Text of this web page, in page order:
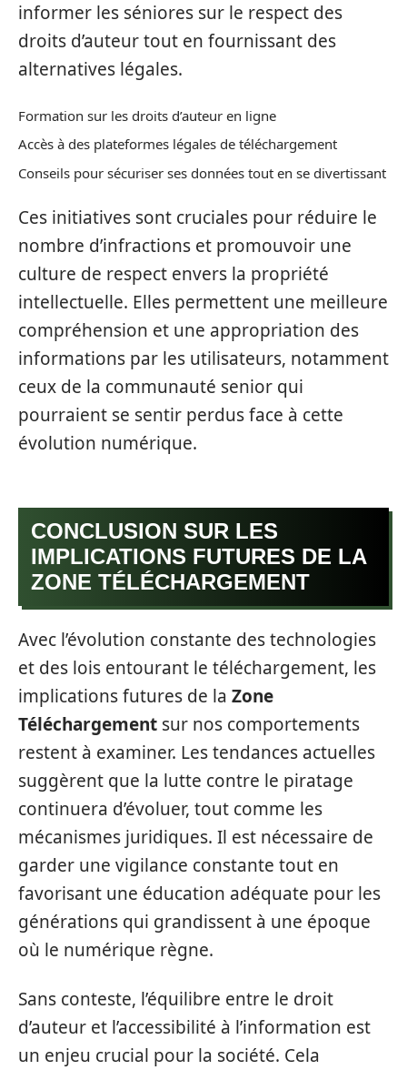
informer les séniores sur le respect des
droits d’auteur tout en fournissant des
alternatives légales.
Formation sur les droits d’auteur en ligne
Accès à des plateformes légales de téléchargement
Conseils pour sécuriser ses données tout en se divertissant
Ces initiatives sont cruciales pour réduire le
nombre d’infractions et promouvoir une
culture de respect envers la propriété
intellectuelle. Elles permettent une meilleure
compréhension et une appropriation des
informations par les utilisateurs, notamment
ceux de la communauté senior qui
pourraient se sentir perdus face à cette
évolution numérique.
CONCLUSION SUR LES
IMPLICATIONS FUTURES DE LA
ZONE TÉLÉCHARGEMENT
Avec l’évolution constante des technologies
et des lois entourant le téléchargement, les
implications futures de la Zone
Téléchargement sur nos comportements
restent à examiner. Les tendances actuelles
suggèrent que la lutte contre le piratage
continuera d’évoluer, tout comme les
mécanismes juridiques. Il est nécessaire de
garder une vigilance constante tout en
favorisant une éducation adéquate pour les
générations qui grandissent à une époque
où le numérique règne.
Sans conteste, l’équilibre entre le droit
d’auteur et l’accessibilité à l’information est
un enjeu crucial pour la société. Cela